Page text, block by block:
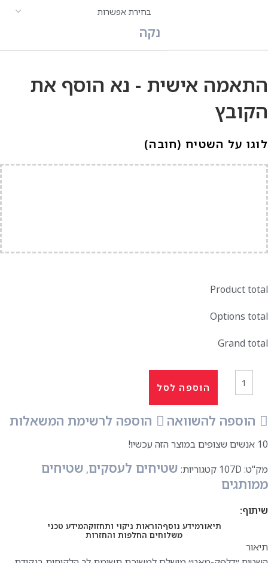
נקה
התאמה אישית - נא הוסף את
הקובץ
לוגו על השטיח (חובה)
Product total
Options total
Grand total
הוספה לסל
הוספה להשוואה הוספה לרשימת המשאלות
10 אנשים שצופים במוצר הזה עכשיו!
מק"ט: 107D קטגוריות: שטיחים לעסקים, שטיחים
ממותגים
שיתוף:
תיאורמידע נוסףהוראות ניקוי ותחזוקהמידע טכני
משלוחים החלפות והחזרות
תיאור